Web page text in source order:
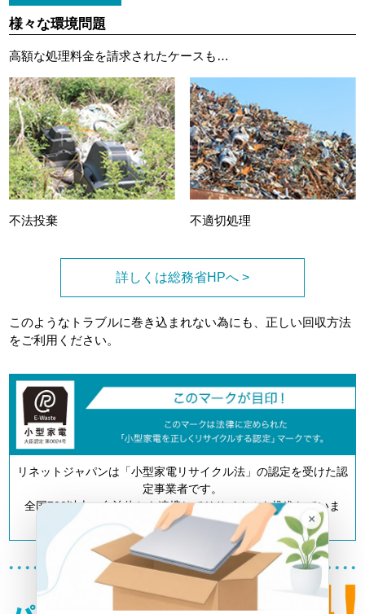
様々な環境問題
高額な処理料金を請求されたケースも…
不法投棄 不適切処理
詳しくは総務省HPへ >
このようなトラブルに巻き込まれない為にも、正しい回収方法
をご利用ください。
リネットジャパンは「小型家電リサイクル法」の認定を受けた認
定事業者です。
全国700以上の自治体とも連携してリサイクルを推進していま
す。
×